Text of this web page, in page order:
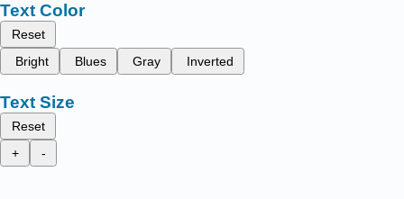
Text Color
Reset
Bright
Blues Gray Inverted
Text Size
Reset
+
-